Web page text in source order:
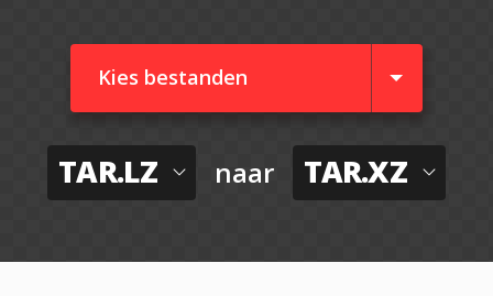
Kies bestanden
TAR.LZ naar TAR.XZ